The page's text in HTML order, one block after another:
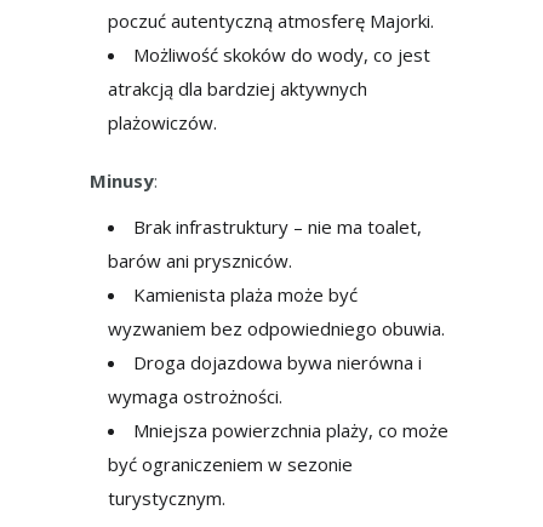
poczuć autentyczną atmosferę Majorki.
Możliwość skoków do wody, co jest
atrakcją dla bardziej aktywnych
plażowiczów.
Minusy:
Brak infrastruktury – nie ma toalet,
barów ani pryszniców.
Kamienista plaża może być
wyzwaniem bez odpowiedniego obuwia.
Droga dojazdowa bywa nierówna i
wymaga ostrożności.
Mniejsza powierzchnia plaży, co może
być ograniczeniem w sezonie
turystycznym.